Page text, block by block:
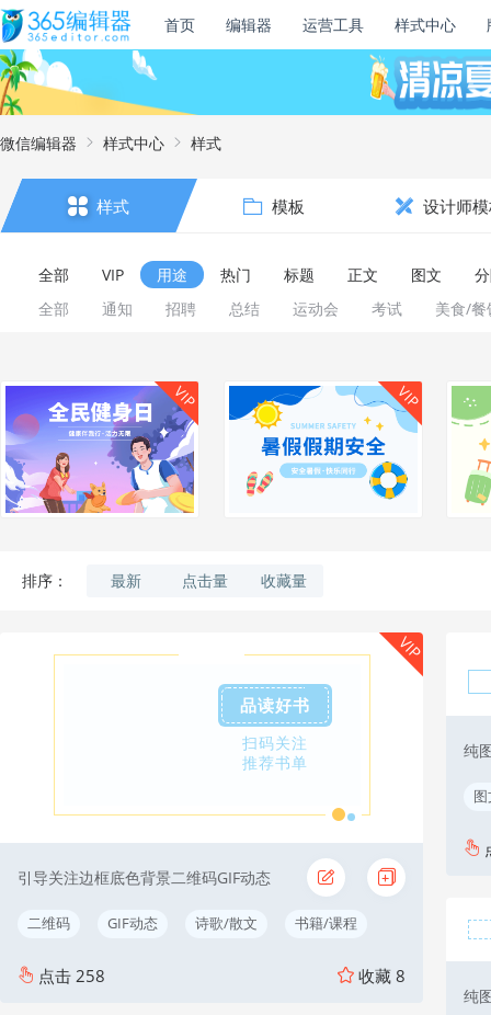
首页 编辑器 运营工具 样式中心
微信编辑器 样式中心 样式
样式 模板 设计师
全部 VIP
用途
全部
通知 招聘 总结 运动会 考试 美食/餐
热门 标题 正文 图文
VIP VIP
排序： 最新 点击量 收藏量
品读好书
扫码关注
推荐书单
引导关注边框底色背景二维码GIF动态
二维码 GIF动态 诗歌/散文 书籍/课程
点击 258 收藏 8
VIP
纯